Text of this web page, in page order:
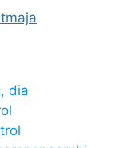
dia